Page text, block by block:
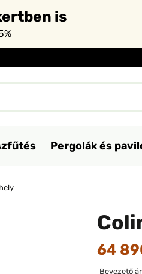
is
Pergolák és
64
Bevezető